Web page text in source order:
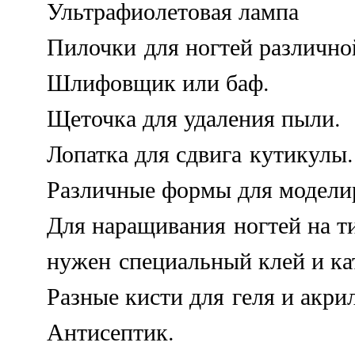
Ультрафиолетовая лампа
Пилочки для ногтей
Шлифовщик или баф.
Щеточка для удаления пыли.
Лопатка для сдвига кутикулы.
Различные формы для
Для наращивания ногтей на
нужен специальный клей и
Разные кисти для геля и
Антисептик.